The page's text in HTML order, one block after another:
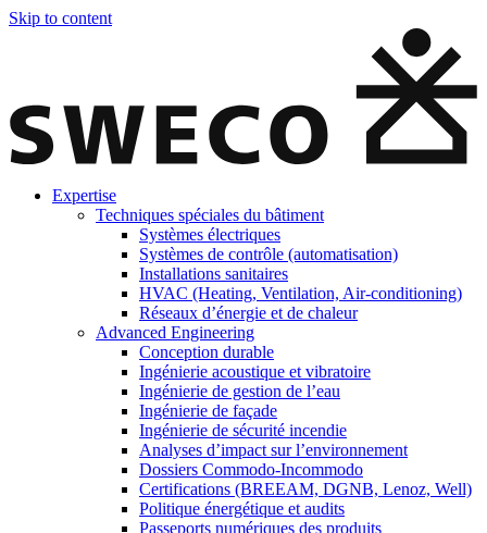
Skip to content
Expertise
Techniques spéciales du bâtiment
Systèmes électriques
Systèmes de contrôle (automatisation)
Installations sanitaires
HVAC (Heating, Ventilation, Air-conditioning)
Réseaux d’énergie et de chaleur
Advanced Engineering
Conception durable
Ingénierie acoustique et vibratoire
Ingénierie de gestion de l’eau
Ingénierie de façade
Ingénierie de sécurité incendie
Analyses d’impact sur l’environnement
Dossiers Commodo-Incommodo
Certifications (BREEAM, DGNB, Lenoz, Well)
Politique énergétique et audits
Passeports numériques des produits